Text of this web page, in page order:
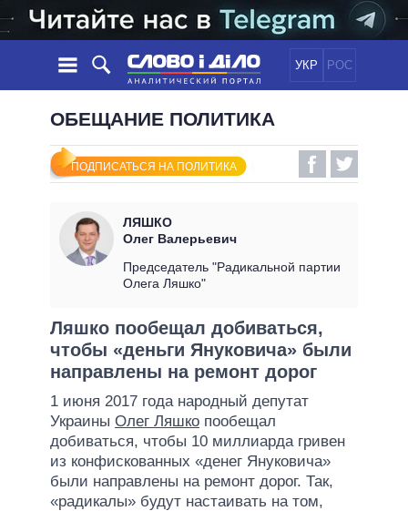
УКР РОС
НОВОСТИ
ЛЕНТА
СОБЫТИЯ
МНЕНИЯ
ОБЗОРЫ
ДАЙДЖЕСТЫ
ПОЛИТИКА
ЭКОНОМИКА
МИР
ОБЕЩАНИЯ
ВСЕ ПОЛИТИКИ
ПРЕЗИДЕНТ И ОФИС
ВЕРХОВНАЯ РАДА
ГЛАВЫ ОБЛАДМИНИСТРАЦИЙ
МЭРЫ
ВСЕ ПЕРСОНЫ
ИНФОГРАФИКА
ВИДЕО
СРАВНЕНИЕ ПОЛИТИКОВ
ОБЕЩАНИЕ ПОЛИТИКА
ПОДПИСАТЬСЯ НА ПОЛИТИКА
ЛЯШКО
Олег Валерьевич
Председатель "Радикальной партии
Олега Ляшко"
Ляшко пообещал добиваться,
чтобы «деньги Януковича» были
направлены на ремонт дорог
1 июня 2017 года народный депутат
Украины Олег Ляшко пообещал
добиваться, чтобы 10 миллиарда гривен
из конфискованных «денег Януковича»
были направлены на ремонт дорог. Так,
«радикалы» будут настаивать на том,